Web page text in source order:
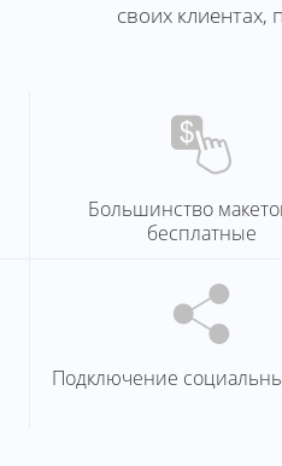
своих клиентах,
Большинство
бесплатные
Подключение